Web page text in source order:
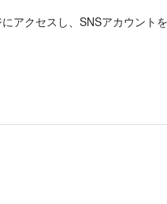
アクセスし、SNSアカウント